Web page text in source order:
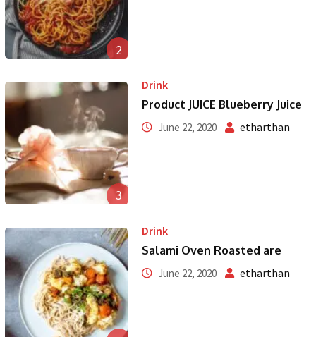
2
3
Drink
Product JUICE Blueberry Juice
June 22, 2020 etharthan
Drink
Salami Oven Roasted are
June 22, 2020 etharthan